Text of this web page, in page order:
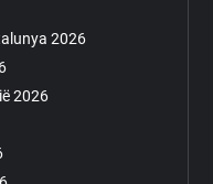
2026
2026